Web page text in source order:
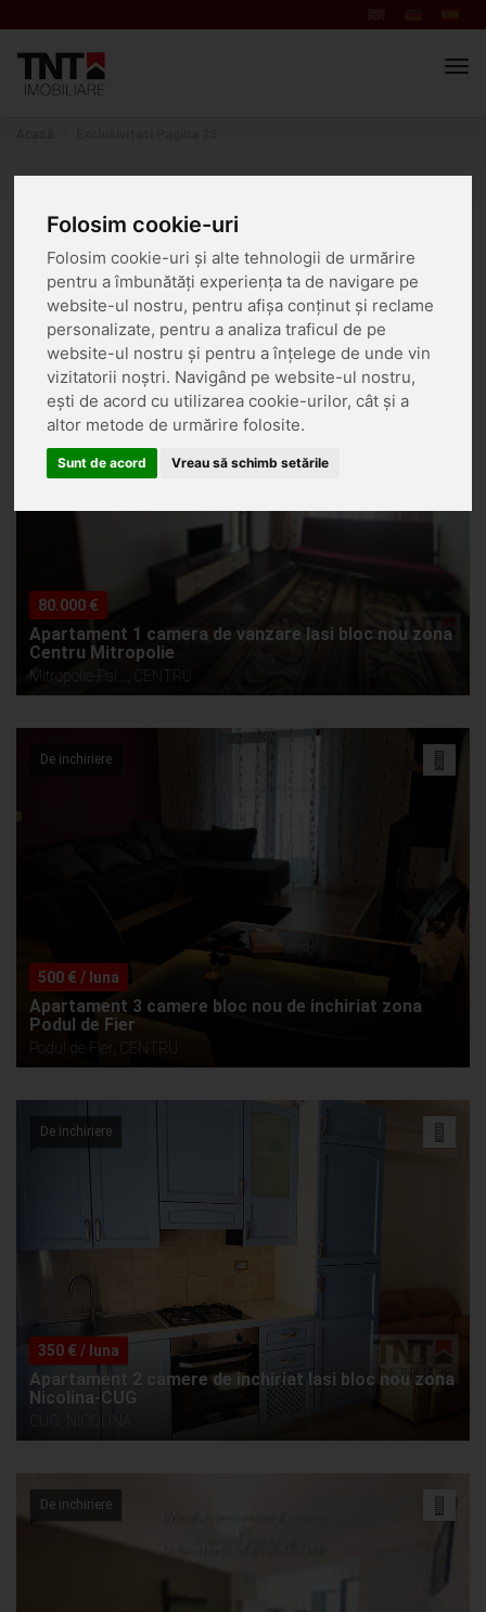
Folosim cookie-uri
Folosim cookie-uri și alte tehnologii de urmărire
pentru a îmbunătăți experiența ta de navigare pe
website-ul nostru, pentru afișa conținut și reclame
personalizate, pentru a analiza traficul de pe
website-ul nostru și pentru a înțelege de unde vin
vizitatorii noștri. Navigând pe website-ul nostru,
ești de acord cu utilizarea cookie-urilor, cât și a
altor metode de urmărire folosite.
Sunt de acord Vreau să schimb setările
Rezultate căutare: 260
Sortează
De vanzare
80.000 €
Apartament 1 camera de vanzare Iasi bloc nou zona
Centru Mitropolie
Mitropolie-Pal..., CENTRU
De inchiriere
500 € / luna
Apartament 3 camere bloc nou de inchiriat zona
Podul de Fier
Podul de Fier, CENTRU
De inchiriere
350 € / luna
Apartament 2 camere de inchiriat Iasi bloc nou zona
Nicolina-CUG
De inchiriere